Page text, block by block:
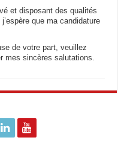
et disposant des qualités
que ma candidature
de votre part, veuillez
mes sincères salutations.